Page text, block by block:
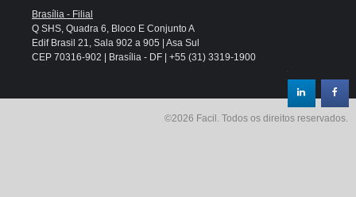
Brasília - Filial
Q SHS, Quadra 6, Bloco E Conjunto A
Edif Brasil 21, Sala 902 a 905 | Asa Sul
CEP 70316-902 | Brasília - DF | +55 (31) 3319-1900
.
©2026 Facil. Todos os direitos reservados.